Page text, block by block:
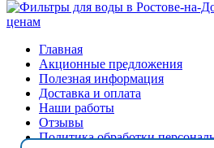
Главная
Акционные предложения
Полезная информация
Доставка и оплата
Наши работы
Отзывы
Политика обработки